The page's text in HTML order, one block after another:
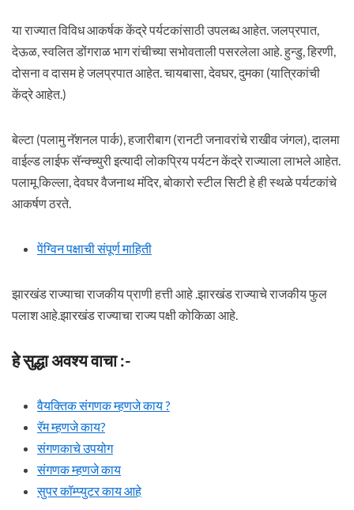
या राज्यात विविध आकर्षक केंद्रे पर्यटकांसाठी उपलब्ध आहेत. जलप्रपात,
देऊळ, स्वलित डोंगराळ भाग रांचीच्या सभोवताली पसरलेला आहे. हुन्डु, हिरणी,
दोसना व दासम हे जलप्रपात आहेत. चायबासा, देवघर, दुमका (यात्रिकांची
केंद्रे आहेत.)
बेल्टा (पलामु नॅशनल पार्क), हजारीबाग (रानटी जनावरांचे राखीव जंगल), दालमा
वाईल्ड लाईफ सॅन्क्च्युरी इत्यादी लोकप्रिय पर्यटन केंद्रे राज्याला लाभले आहेत.
पलामू किल्ला, देवघर वैजनाथ मंदिर, बोकारो स्टील सिटी हे ही स्थळे पर्यटकांचे
आकर्षण ठरते.
पेंग्विन पक्षाची संपूर्ण माहिती
झारखंड राज्याचा राजकीय प्राणी हत्ती आहे .झारखंड राज्याचे राजकीय फुल
पलाश आहे.झारखंड राज्याचा राज्य पक्षी कोकिळा आहे.
हे सुद्धा अवश्य वाचा :-
वैयक्तिक संगणक म्हणजे काय ?
रॅम म्हणजे काय?
संगणकाचे उपयोग
संगणक म्हणजे काय
सुपर कॉम्प्युटर काय आहे